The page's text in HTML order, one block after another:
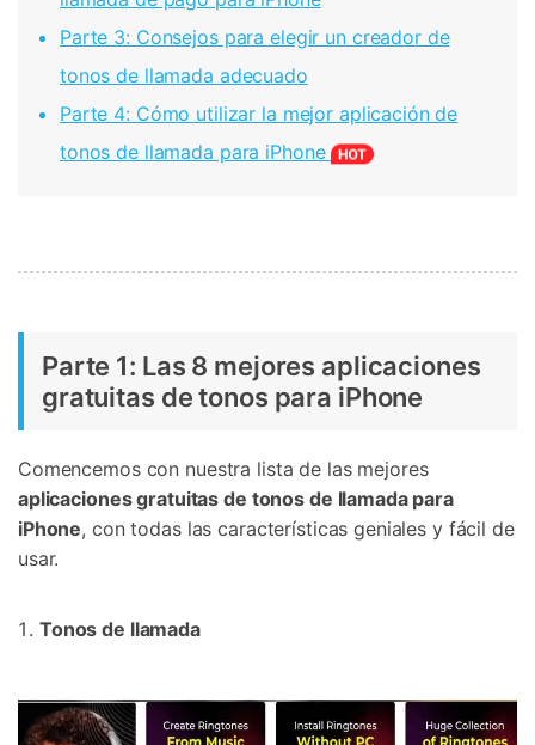
Parte 3: Consejos para elegir un creador de
tonos de llamada adecuado
Parte 4: Cómo utilizar la mejor aplicación de
tonos de llamada para iPhone
Parte 1: Las 8 mejores aplicaciones
gratuitas de tonos para iPhone
Comencemos con nuestra lista de las mejores
aplicaciones gratuitas de tonos de llamada para
iPhone, con todas las características geniales y fácil de
usar.
Tonos de llamada